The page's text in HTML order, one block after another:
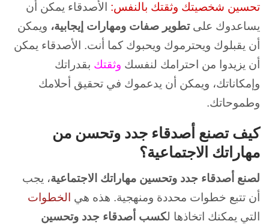
تحسين شخصيتك وثقتك بالنفس: الأصدقاء يمكن أن
يساعدوك علىتطوير صفات ومهارات إيجابية، ويمكن
أن يقبلوك ويحترموك ويحبوك كما أنت. الأصدقاء يمكن
أن يزيدوا من احترامك لنفسك وثقتك بقدراتك
وإمكاناتك، ويمكن أن يدعموك في تحقيق أحلامك
وطموحاتك.
كيف تصنع أصدقاء جدد وتحسن من
مهاراتك الاجتماعية؟
لصنع أصدقاء جدد وتحسين مهاراتك الاجتماعية، يجب
أن تتبع خطوات محددة ومنهجية. هذه هي الخطوات
التي يمكنك اتخاذها لكسب أصدقاء جدد وتحسين